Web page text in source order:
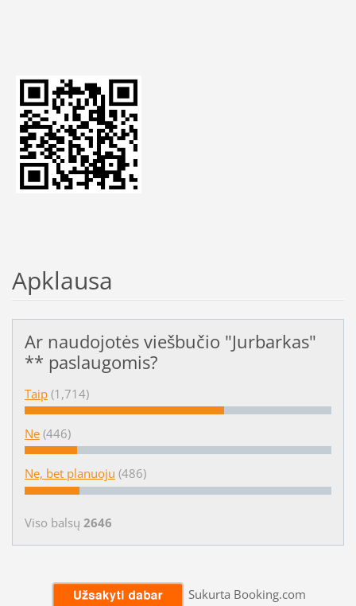
Apklausa
Ar naudojotės viešbučio "Jurbarkas"
** paslaugomis?
Taip (1,714)
Ne (446)
Ne, bet planuoju (486)
Viso balsų 2646
Sukurta Booking.com